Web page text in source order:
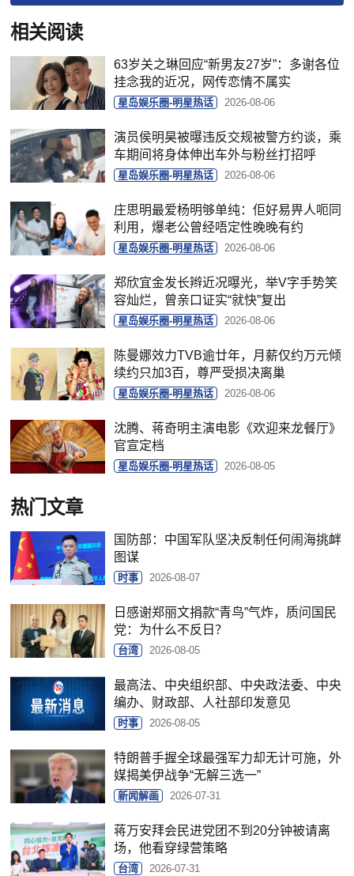
相关阅读
63岁关之琳回应“新男友27岁”：多谢各位
挂念我的近况，网传恋情不属实
星岛娱乐圈-明星热话 2026-08-06
演员侯明昊被曝违反交规被警方约谈，乘
车期间将身体伸出车外与粉丝打招呼
星岛娱乐圈-明星热话 2026-08-06
庄思明最爱杨明够单纯：佢好易畀人呃同
利用，爆老公曾经唔定性晚晚有约
星岛娱乐圈-明星热话 2026-08-06
郑欣宜金发长辫近况曝光，举V字手势笑
容灿烂，曾亲口证实“就快”复出
星岛娱乐圈-明星热话 2026-08-06
陈曼娜效力TVB逾廿年，月薪仅约万元倾
续约只加3百，尊严受损决离巢
星岛娱乐圈-明星热话 2026-08-06
沈腾、蒋奇明主演电影《欢迎来龙餐厅》
官宣定档
星岛娱乐圈-明星热话 2026-08-05
热门文章
国防部：中国军队坚决反制任何闹海挑衅
图谋
时事 2026-08-07
日感谢郑丽文捐款“青鸟”气炸，质问国民
党：为什么不反日？
台湾 2026-08-05
最高法、中央组织部、中央政法委、中央
编办、财政部、人社部印发意见
时事 2026-08-05
特朗普手握全球最强军力却无计可施，外
媒揭美伊战争“无解三选一”
新闻解画 2026-07-31
蒋万安拜会民进党团不到20分钟被请离
场，他看穿绿营策略
台湾 2026-07-31